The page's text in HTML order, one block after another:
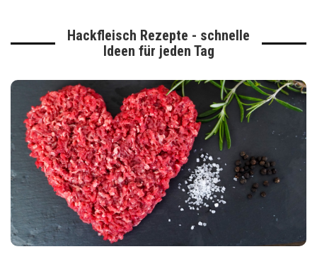
Hackfleisch Rezepte - schnelle
Ideen für jeden Tag